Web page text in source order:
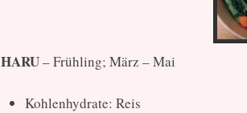
HARU– Frühling; März – Mai
Kohlenhydrate: Reis